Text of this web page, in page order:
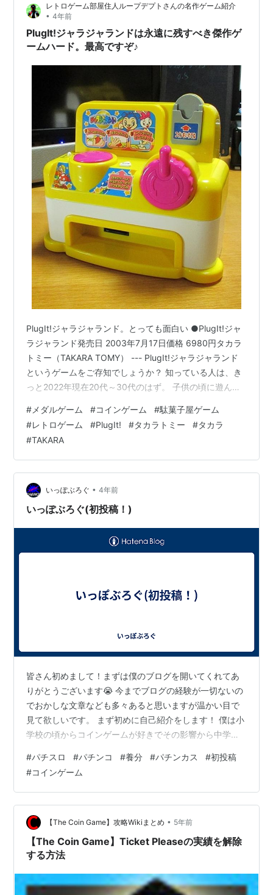
は、 20時〜 メダルゲーム ↓ 0時〜 maimai ↓ 2時〜 fate
graun…
レトロゲーム部屋住人ループデプトさんの名作ゲーム紹介
• 4年前
PlugIt!ジャラジャランドは永遠に残すべき傑作ゲ
ームハード。最高ですぞ♪
PlugIt!ジャラジャランド。とっても面白い ●PlugIt!ジャ
ラジャランド発売日 2003年7月17日価格 6980円タカラ
トミー（TAKARA TOMY） --- PlugIt!ジャラジャランド
というゲームをご存知でしょうか？ 知っている人は、き
っと2022年現在20代～30代のはず。 子供の頃に遊んだ
カラが当時展開していた、プラグイットシリーズ。
（PlugIt!） 本体込みの単体起動ゲーム機のシリーズでし
た。 他には、サッカーとか、野球とか、いろんなハード
があったんですよね♪ そしてこのPlugIt!ジャラジャランド
は、メダルゲー…
# メダルゲーム #コインゲーム #駄菓子屋ゲーム
#レトロゲーム #PlugIt! #タカラトミー #タカラ
#TAKARA
いっぽぶろぐ • 4年前
いっぽぶろぐ(初投稿！)
皆さん初めまして！まずは僕のブログを開いてくれてあ
りがとうございます😭 今までブログの経験が一切ないの
でおかしな文章なども多々あると思いますが温かい目で
見て欲しいです。 まず初めに自己紹介をします！ 僕は小
学校の頃からコインゲームが好きでその影響から中学生
ロットを毎週のように打っていました😅 今では近所のパ
チ屋に行って毎週のように負けています笑 なのでこのブ
ログを通してパチンコやスロットで勝てるようになって
いきたいと思っていますので皆さまどうかよろしくお願
いします🥺 って形で自己紹介は終わりなのですが今回は
これ以外に特に書くこともないです 汗 …
#パチスロ #パチンコ #養分 #パチンカス #初投稿
#コインゲーム
【The Coin Game】攻略Wikiまとめ • 5年前
【The Coin Game】Ticket Pleaseの実績を解除
する方法